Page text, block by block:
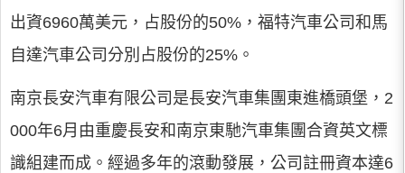
出資6960萬美元，占股份的50%，福特汽車公司和馬
自達汽車公司分別占股份的25%。
南京長安汽車有限公司是長安汽車集團東進橋頭堡，2
000年6月由重慶長安和南京東馳汽車集團合資英文標
識組建而成。經過多年的滾動發展，公司註冊資本達6